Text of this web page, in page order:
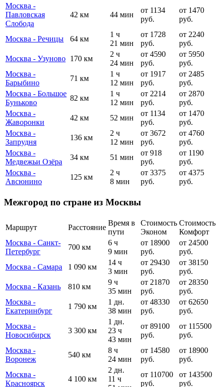
Москва -
Павловская
Слобода
42 км 44 мин
от 1134
руб.
от 1470
руб.
Москва - Речицы 64 км
1 ч
21 мин
от 1728
руб.
от 2240
руб.
Москва - Узуново 170 км
2 ч
24 мин
от 4590
руб.
от 5950
руб.
Москва -
Барыбино
71 км
1 ч
12 мин
от 1917
руб.
от 2485
руб.
Москва - Большое
Буньково
82 км
1 ч
12 мин
от 2214
руб.
от 2870
руб.
Москва -
Жаворонки
42 км 52 мин
от 1134
руб.
от 1470
руб.
Москва -
Запрудня
136 км
2 ч
12 мин
от 3672
руб.
от 4760
руб.
Москва -
Медвежьи Озёра
34 км 51 мин
от 918
руб.
от 1190
руб.
Москва -
Авсюнино
125 км
2 ч
8 мин
от 3375
руб.
от 4375
руб.
Межгород по стране из Москвы
Маршрут Расстояние
Время в
пути
Стоимость
Эконом
Стоимость
Комфорт
Москва - Санкт-
Петербург
700 км
6 ч
9 мин
от 18900
руб.
от 24500
руб.
Москва - Самара
1 090 км
14 ч
3 мин
от 29430
руб.
от 38150
руб.
Москва - Казань
810 км
9 ч
35 мин
от 21870
руб.
от 28350
руб.
Москва -
Екатеринбург
1 790 км
1 дн.
38 мин
от 48330
руб.
от 62650
руб.
Москва -
Новосибирск
3 300 км
1 дн.
23 ч
43 мин
от 89100
руб.
от 115500
руб.
Москва -
Воронеж
540 км
8 ч
24 мин
от 14580
руб.
от 18900
руб.
Москва -
Красноярск
4 100 км
2 дн.
11 ч
от 110700
руб.
от 143500
руб.